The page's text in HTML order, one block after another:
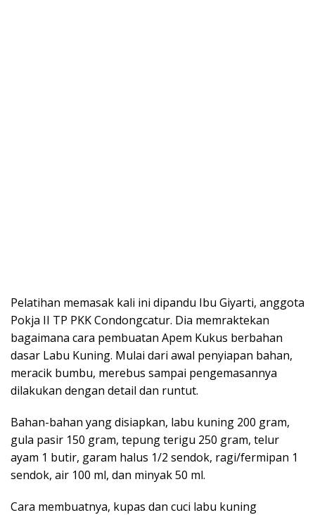
Pelatihan memasak kali ini dipandu Ibu Giyarti, anggota
Pokja II TP PKK Condongcatur. Dia memraktekan
bagaimana cara pembuatan Apem Kukus berbahan
dasar Labu Kuning. Mulai dari awal penyiapan bahan,
meracik bumbu, merebus sampai pengemasannya
dilakukan dengan detail dan runtut.
Bahan-bahan yang disiapkan, labu kuning 200 gram,
gula pasir 150 gram, tepung terigu 250 gram, telur
ayam 1 butir, garam halus 1/2 sendok, ragi/fermipan 1
sendok, air 100 ml, dan minyak 50 ml.
Cara membuatnya, kupas dan cuci labu kuning